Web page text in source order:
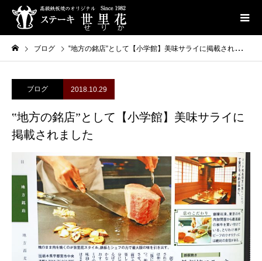
ブログ ‟地方の銘店”として【小学館】美味サライに掲載されました
ブログ 2018.10.29
‟地方の銘店”として【小学館】美味サライに
掲載されました